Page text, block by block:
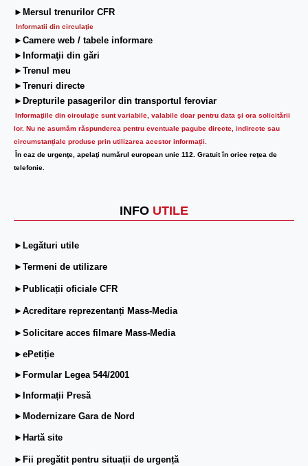
►Mersul trenurilor CFR
Informatii din circulaţie
►Camere web / tabele informare
►Informaţii din gări
►Trenul meu
►Trenuri directe
►Drepturile pasagerilor din transportul feroviar
Informaţiile din circulaţie sunt variabile, valabile doar pentru data şi ora solicitării
lor. Nu ne asumăm răspunderea pentru eventuale pagube directe, indirecte sau
circumstanțiale produse prin utilizarea acestor informații.
În caz de urgenţe, apelaţi numărul european unic 112. Gratuit în orice reţea de
telefonie.
INFO UTILE
►Legături utile
►Termeni de utilizare
►Publicații oficiale CFR
►Acreditare reprezentanți Mass-Media
►Solicitare acces filmare Mass-Media
►ePetiție
►Formular Legea 544/2001
►Informații Presă
►Modernizare Gara de Nord
►Hartă site
►Fii pregătit pentru situații de urgență